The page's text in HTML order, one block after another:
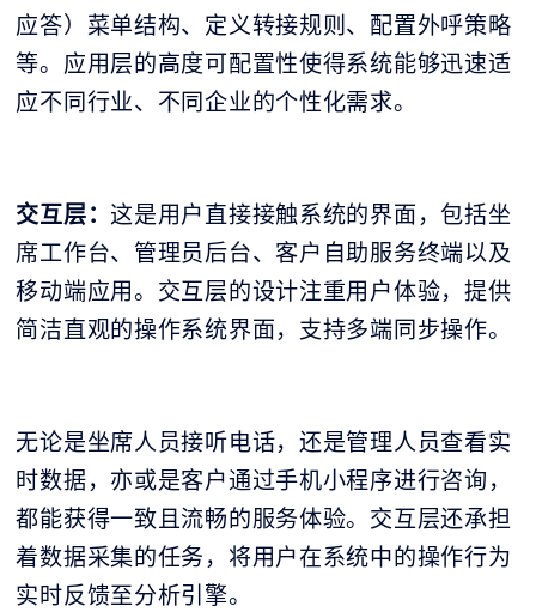
应答）菜单结构、定义转接规则、配置外呼策略
等。应用层的高度可配置性使得系统能够迅速适
应不同行业、不同企业的个性化需求。
交互层： 这是用户直接接触系统的界面，包括坐
席工作台、管理员后台、客户自助服务终端以及
移动端应用。交互层的设计注重用户体验，提供
简洁直观的操作系统界面，支持多端同步操作。
无论是坐席人员接听电话，还是管理人员查看实
时数据，亦或是客户通过手机小程序进行咨询，
都能获得一致且流畅的服务体验。交互层还承担
着数据采集的任务，将用户在系统中的操作行为
实时反馈至分析引擎。